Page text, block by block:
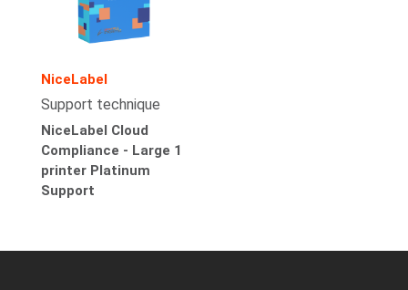
NiceLabel
Support technique
NiceLabel Cloud
Compliance - Large 1
printer Platinum
Support